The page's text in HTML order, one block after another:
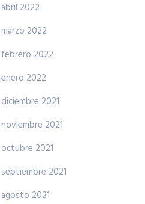
abril 2022
marzo 2022
febrero 2022
enero 2022
diciembre 2021
noviembre 2021
octubre 2021
septiembre 2021
agosto 2021